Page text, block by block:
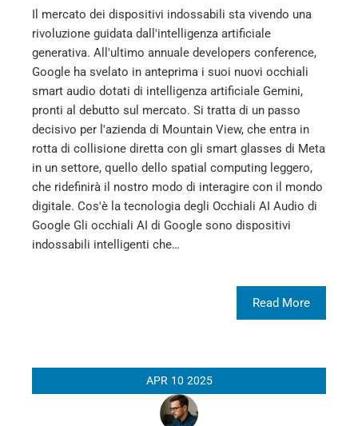
Il mercato dei dispositivi indossabili sta vivendo una
rivoluzione guidata dall'intelligenza artificiale
generativa. All'ultimo annuale developers conference,
Google ha svelato in anteprima i suoi nuovi occhiali
smart audio dotati di intelligenza artificiale Gemini,
pronti al debutto sul mercato. Si tratta di un passo
decisivo per l'azienda di Mountain View, che entra in
rotta di collisione diretta con gli smart glasses di Meta
in un settore, quello dello spatial computing leggero,
che ridefinirà il nostro modo di interagire con il mondo
digitale. Cos'è la tecnologia degli Occhiali AI Audio di
Google Gli occhiali AI di Google sono dispositivi
indossabili intelligenti che…
Read More
APR 10 2025